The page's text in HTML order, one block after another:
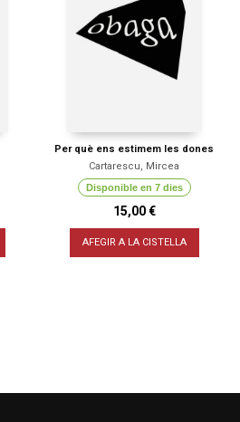
Per què ens estimem les dones
Cartarescu, Mircea
Disponible en 7 dies
15,00 €
AFEGIR A LA CISTELLA